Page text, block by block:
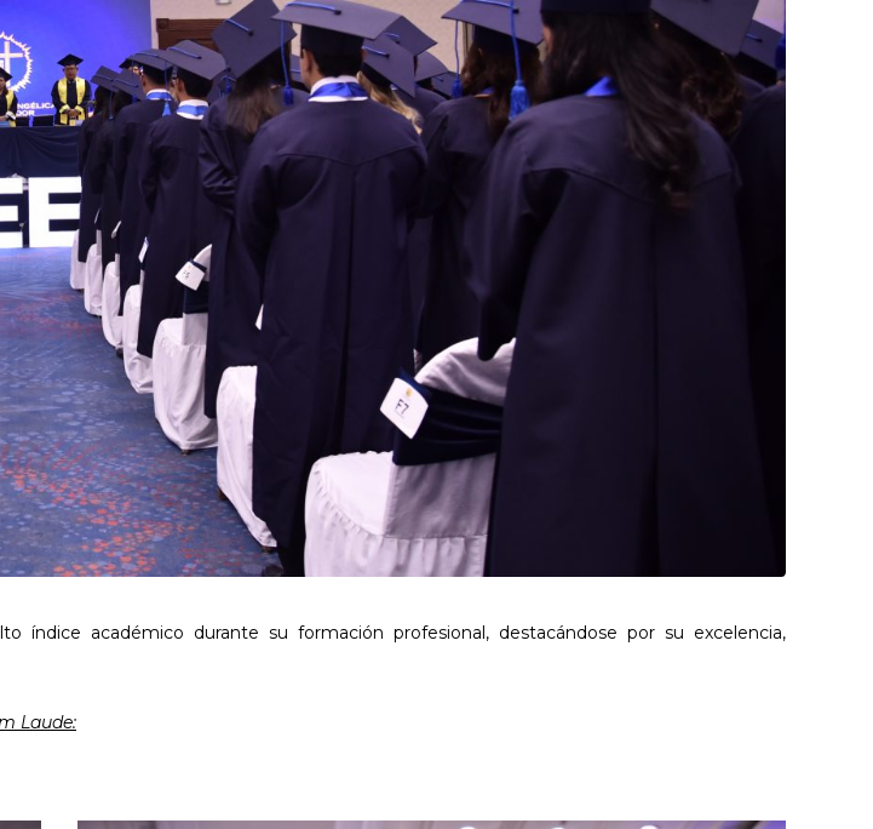
académico durante su formación profesional, destacándose por su excelencia,
Laude: